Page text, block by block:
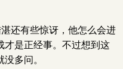
还有些惊讶，他怎么会进
才是正经事。不过想到这
多问。